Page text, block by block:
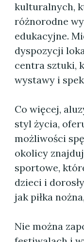
kulturalnych,
różnorodne
edukacyjne.
dyspozycji
centra sztuki,
wystawy i
Co więcej,
styl życia,
możliwości
okolicy
sportowe,
dzieci i
jak piłka
Nie można